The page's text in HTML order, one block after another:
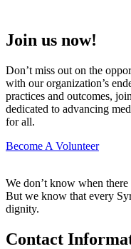
Join us now!
Don’t miss out on the
with our organization’s
practices and outcomes,
dedicated to advancing
for all.
Become A Volunteer
We don’t know when
But we know that every
dignity.
Contact